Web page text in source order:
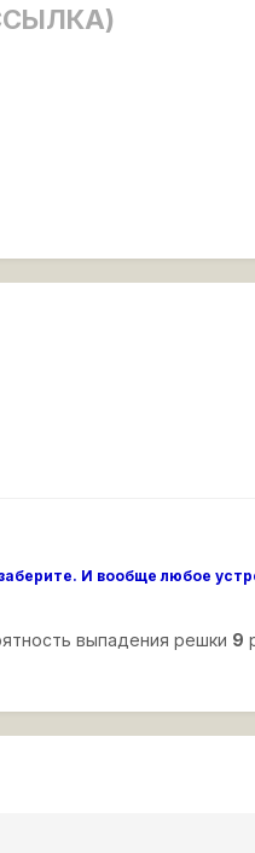
И вообще любое
выпадения решки 9